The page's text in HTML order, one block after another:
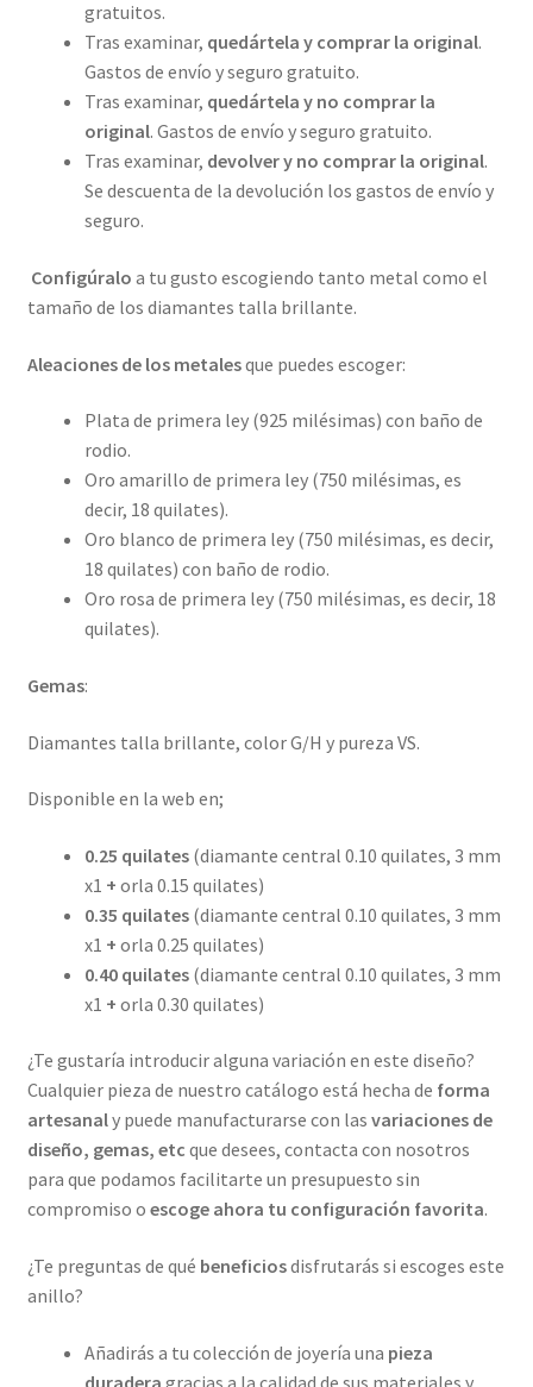
gratuitos.
Tras examinar, quedártela y comprar la original.
Gastos de envío y seguro gratuito.
Tras examinar, quedártela y no comprar la
original. Gastos de envío y seguro gratuito.
Tras examinar, devolver y no comprar la original.
Se descuenta de la devolución los gastos de envío y
seguro.
Configúralo a tu gusto escogiendo tanto metal como el
tamaño de los diamantes talla brillante.
Aleaciones de los metalesque puedes escoger:
Plata de primera ley (925 milésimas) con baño de
rodio.
Oro amarillo de primera ley (750 milésimas, es
decir, 18 quilates).
Oro blanco de primera ley (750 milésimas, es decir,
18 quilates) con baño de rodio.
Oro rosa de primera ley (750 milésimas, es decir, 18
quilates).
Gemas:
Diamantes talla brillante, color G/H y pureza VS.
Disponible en la web en;
0.25 quilates (diamante central 0.10 quilates, 3 mm
x1 + orla 0.15 quilates)
0.35 quilates (diamante central 0.10 quilates, 3 mm
x1 + orla 0.25 quilates)
0.40 quilates (diamante central 0.10 quilates, 3 mm
x1 + orla 0.30 quilates)
¿Te gustaría introducir alguna variación en este diseño?
Cualquier pieza de nuestro catálogo está hecha de forma
artesanaly puede manufacturarse con las variaciones de
diseño, gemas, etc que desees, contacta con nosotros
para que podamos facilitarte un presupuesto sin
compromiso o escoge ahora tu configuración favorita.
¿Te preguntas de qué beneficiosdisfrutarás si escoges este
anillo?
Añadirás a tu colección de joyería una pieza
duradera gracias a la calidad de sus materiales y